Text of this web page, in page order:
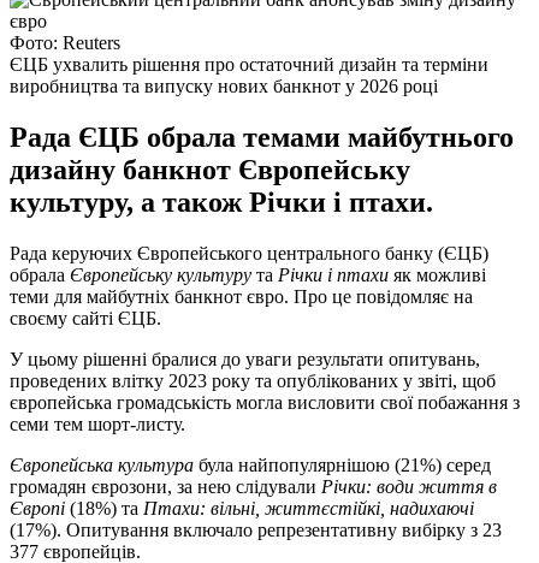
Фото: Reuters
ЄЦБ ухвалить рішення про остаточний дизайн та терміни
виробництва та випуску нових банкнот у 2026 році
Рада ЄЦБ обрала темами майбутнього
дизайну банкнот Європейську
культуру, а також Річки і птахи.
Рада керуючих Європейського центрального банку (ЄЦБ)
обрала Європейську культуру та Річки і птахи як можливі
теми для майбутніх банкнот євро. Про це повідомляє на
своєму сайті ЄЦБ.
У цьому рішенні бралися до уваги результати опитувань,
проведених влітку 2023 року та опублікованих у звіті, щоб
європейська громадськість могла висловити свої побажання з
семи тем шорт-листу.
Європейська культура була найпопулярнішою (21%) серед
громадян єврозони, за нею слідували Річки: води життя в
Європі (18%) та Птахи: вільні, життєстійкі, надихаючі
(17%). Опитування включало репрезентативну вибірку з 23
377 європейців.